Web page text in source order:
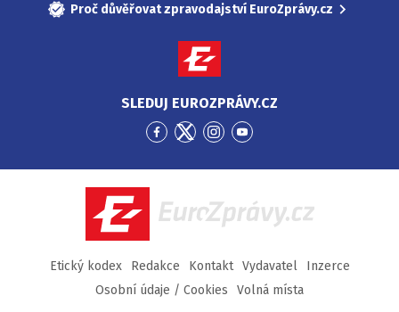
Proč důvěřovat zpravodajství EuroZprávy.cz
SLEDUJ EUROZPRÁVY.CZ
Přejít
Facebook
Přejít
Twitter
Přejít
Instagram
Přejít
YouTube
EuroZprávy.cz
Etický kodex Redakce Kontakt Vydavatel
Inzerce
Osobní údaje / Cookies
Volná místa